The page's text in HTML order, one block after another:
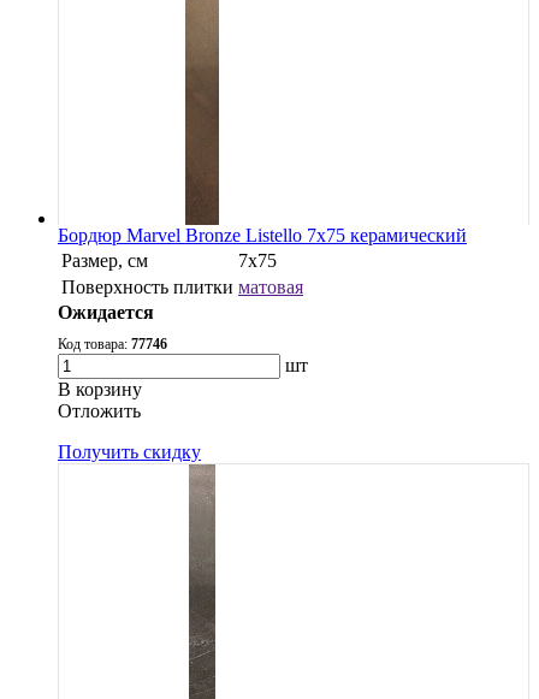
Бордюр Marvel Bronze Listello 7x75 керамический
Размер, см
7x75
Поверхность плитки матовая
Ожидается
Код товара: 77746
шт
В корзину
Oтложить
Получить скидку